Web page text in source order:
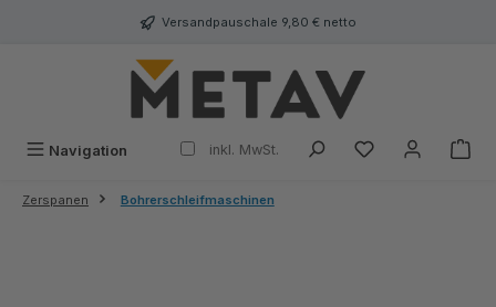
Versandpauschale 9,80 € netto
Navigation inkl. MwSt.
Zerspanen Bohrerschleifmaschinen